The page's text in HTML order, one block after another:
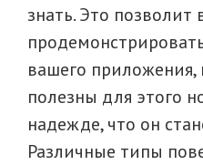
знать. Это позволит
вашего
полезны для этого
надежде, что он
Различные типы